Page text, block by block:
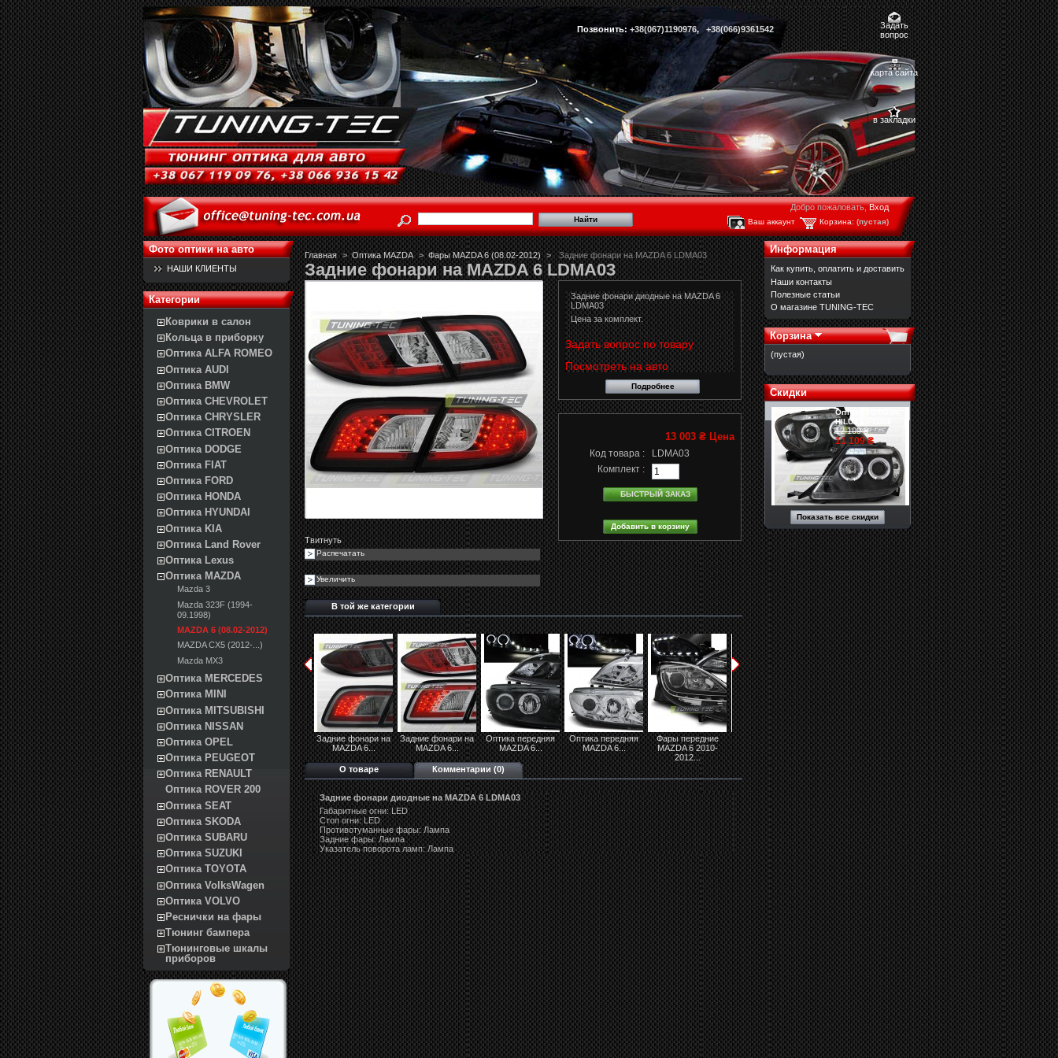
Позвонить: +38(067)1190976, +38(066)9361542
Задать
вопрос
карта сайта
в закладки
Добро пожаловать,Вход
Корзина: (пустая)
Ваш аккаунт
Фото оптики на авто
НАШИ КЛИЕНТЫ
Категории
Коврики в салон
Кольца в приборку
Оптика ALFA ROMEO
Оптика AUDI
Оптика BMW
Оптика CHEVROLET
Оптика CHRYSLER
Оптика CITROEN
Оптика DODGE
Оптика FIAT
Оптика FORD
Оптика HONDA
Оптика HYUNDAI
Оптика KIA
Оптика Land Rover
Оптика Lexus
Оптика MAZDA
Mazda 3
Mazda 323F (1994-
09.1998)
MAZDA 6 (08.02-2012)
MAZDA CX5 (2012-...)
Mazda MX3
Оптика MERCEDES
Оптика MINI
Оптика MITSUBISHI
Оптика NISSAN
Оптика OPEL
Оптика PEUGEOT
Оптика RENAULT
Оптика ROVER 200
Оптика SEAT
Оптика SKODA
Оптика SUBARU
Оптика SUZUKI
Оптика TOYOTA
Оптика VolksWagen
Оптика VOLVO
Реснички на фары
Тюнинг бампера
Тюнинговые шкалы
приборов
Главная > Оптика MAZDA > Фары MAZDA 6 (08.02-2012) > Задние фонари на MAZDA 6 LDMA03
Задние фонари на MAZDA 6 LDMA03
Твитнуть
Распечатать
Увеличить
Задние фонари диодные на MAZDA 6
LDMA03
Цена за комплект.
Задать вопрос по товару
Посмотреть на авто
Подробнее
13 003 ₴Цена
Код товара :
LDMA03
Комплект :
БЫСТРЫЙ ЗАКАЗ
В той же категории
Задние фонари на
MAZDA 6...
Задние фонари на
MAZDA 6...
Оптика передняя
MAZDA 6...
Оптика передняя
MAZDA 6...
Фары передние
MAZDA 6 2010-
2012...
Фары передние
MAZDA 6 2010-
2012...
Повороты боковые
Mazda 3, 6...
Подсветка номера
MAZDA 6 / CX-7...
Фары передние
MAZDA 3
О товаре Комментарии (0)
Задние фонари диодные на MAZDA 6 LDMA03
Габаритные огни: LED
Стоп огни: LED
Противотуманные фары: Лампа
Задние фары: Лампа
Указатель поворота ламп: Лампа
Информация
Как купить, оплатить и доставить
Наши контакты
Полезные статьи
О магазине TUNING-TEC
Корзина
(пустая)
Скидки
Оптика TOYOTA
HILUX LPTO08
12 109 ₴
11 109 ₴
Показать все скидки